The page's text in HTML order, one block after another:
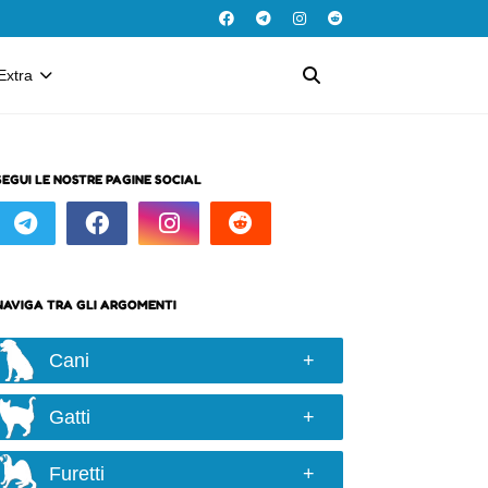
LE NOSTRE PAGINE SOCIAL
TRA GLI ARGOMENTI
Cani
Razze e taglie
Scelta del cane
Alimentazione
Gatti
Razze
Furetti